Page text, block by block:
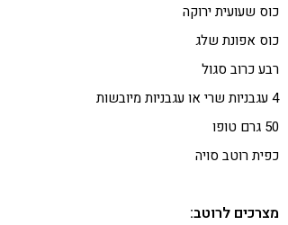
כוס שעועית ירוקה
כוס אפונת שלג
רבע כרוב סגול
4 עגבניות שרי או עגבניות מיובשות
50 גרם טופו
כפית רוטב סויה
מצרכים לרוטב: